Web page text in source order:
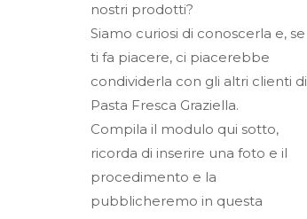
nostri prodotti?
Siamo curiosi di conoscerla e, se
ti fa piacere, ci piacerebbe
condividerla con gli altri clienti di
Pasta Fresca Graziella.
Compila il modulo qui sotto,
ricorda di inserire una foto e il
procedimento e la
pubblicheremo in questa